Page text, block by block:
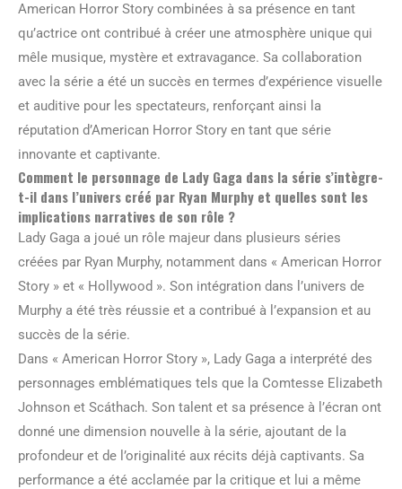
American Horror Story combinées à sa présence en tant
qu’actrice ont contribué à créer une atmosphère unique qui
mêle musique, mystère et extravagance. Sa collaboration
avec la série a été un succès en termes d’expérience visuelle
et auditive pour les spectateurs, renforçant ainsi la
réputation d’American Horror Story en tant que série
innovante et captivante.
Comment le personnage de Lady Gaga dans la série s’intègre-
t-il dans l’univers créé par Ryan Murphy et quelles sont les
implications narratives de son rôle ?
Lady Gaga a joué un rôle majeur dans plusieurs séries
créées par Ryan Murphy, notamment dans « American Horror
Story » et « Hollywood ». Son intégration dans l’univers de
Murphy a été très réussie et a contribué à l’expansion et au
succès de la série.
Dans « American Horror Story », Lady Gaga a interprété des
personnages emblématiques tels que la Comtesse Elizabeth
Johnson et Scáthach. Son talent et sa présence à l’écran ont
donné une dimension nouvelle à la série, ajoutant de la
profondeur et de l’originalité aux récits déjà captivants. Sa
performance a été acclamée par la critique et lui a même